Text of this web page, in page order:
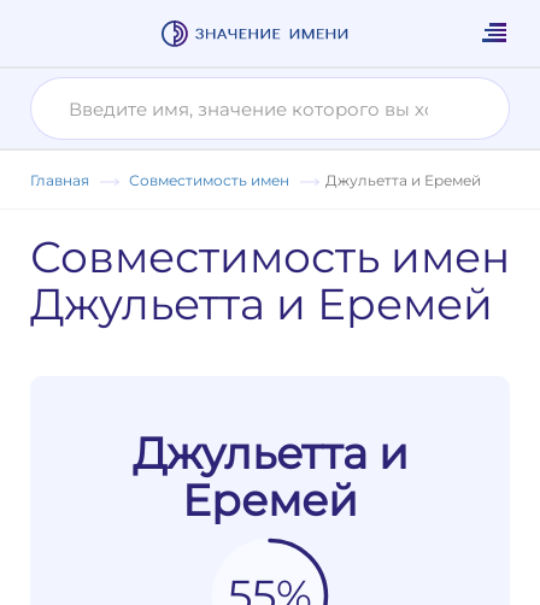
Главная Совместимость имен Джульетта и Еремей
Совместимость имен
Джульетта и Еремей
Джульетта и
Еремей